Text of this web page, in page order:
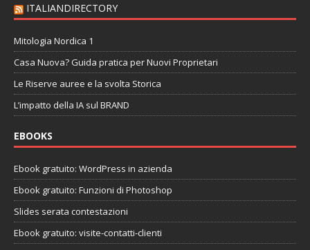
ITALIANDIRECTORY
Mitologia Nordica 1
Casa Nuova? Guida pratica per Nuovi Proprietari
Le Riserve auree e la svolta Storica
L’impatto della IA sul BRAND
EBOOKS
Ebook gratuito: WordPress in azienda
Ebook gratuito: Funzioni di Photoshop
Slides serata contestazioni
Ebook gratuito: visite-contatti-clienti